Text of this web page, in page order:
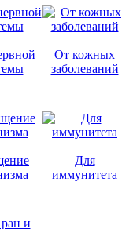
От кожных
заболеваний
Для
иммунитета